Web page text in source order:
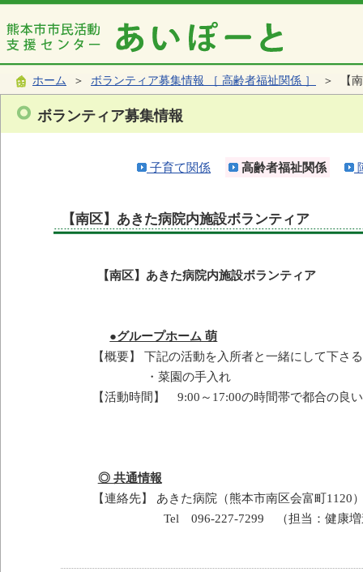
ホーム ＞ ボランティア募集情報 ［ 高齢者福祉関係 ］ ＞ 【南
ボランティア募集情報
子育て関係 高齢者福祉関係
【南区】あきた病院内施設ボランティア
【南区】あきた病院内施設ボランティア
●グループホーム 萌
【概要】 下記の活動を入所者と一緒にして下さ
・菜園の手入れ
【活動時間】 9:00 ～ 17:00の時間帯で都合の良
◎ 共通情報
【連絡先】 あきた病院（熊本市南区会富町1120
Tel
096-227-7299 （担当：健康増